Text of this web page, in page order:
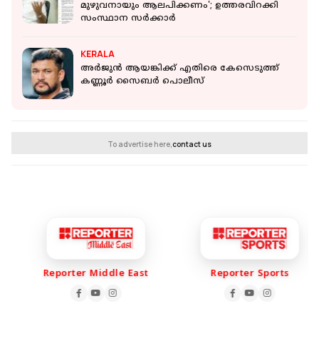
മുഴുവനായും ആലപിക്കണം'; ഉത്തരവിറക്കി
സംസ്ഥാന സർക്കാർ
KERALA
അര്‍ജുന്‍ ആയങ്കിക്ക് എതിരെ കേസെടുത്ത്
കണ്ണൂര്‍ സൈബര്‍ പൊലീസ്
To advertise here,contact us
Reporter Middle East Reporter Sports